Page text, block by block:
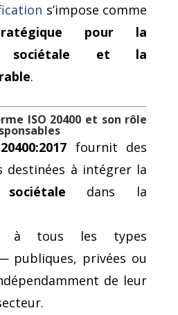
s’impose comme
pour la
sociétale et la
.
ISO 20400 et son rôle
fournit des
destinées à intégrer la
dans la
à tous les types
publiques, privées ou
de leur